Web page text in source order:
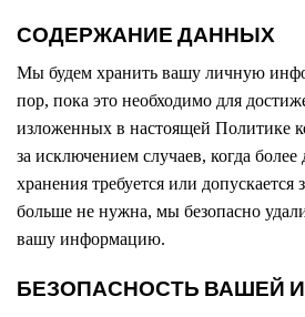
СОДЕРЖАНИЕ ДАННЫХ
Мы будем хранить вашу личную
пор, пока это необходимо для
изложенных в настоящей Политике
за исключением случаев, когда
хранения требуется или допускается
больше не нужна, мы безопасно
вашу информацию.
БЕЗОПАСНОСТЬ ВАШЕЙ